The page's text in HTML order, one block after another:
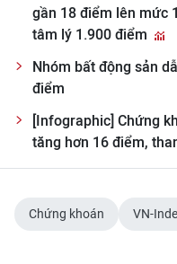
gần 18 điểm lên mức
tâm lý 1.900 điểm
Nhóm bất động sản
điểm
[Infographic] Chứng
tăng hơn 16 điểm,
Chứng khoán VN-